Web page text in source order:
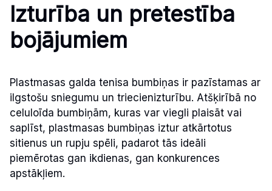
Izturība un pretestība
bojājumiem
Plastmasas galda tenisa bumbiņas ir pazīstamas ar
ilgstošu sniegumu un triecienizturību. Atšķirībā no
celuloīda bumbiņām, kuras var viegli plaisāt vai
saplīst, plastmasas bumbiņas iztur atkārtotus
sitienus un rupju spēli, padarot tās ideāli
piemērotas gan ikdienas, gan konkurences
apstākļiem.